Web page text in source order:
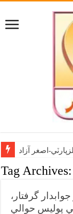
اصغر آزاد
Tag
گرفتار،
پوليس حوالي